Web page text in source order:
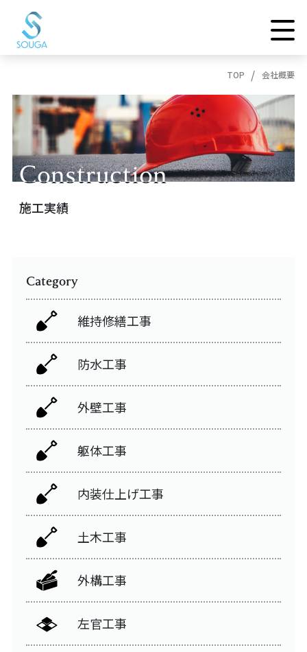
TOP 会社概要
Construction
Construction
施工実績
Category
維持修繕工事
防水工事
外壁工事
躯体工事
内装仕上げ工事
土木工事
外構工事
左官工事